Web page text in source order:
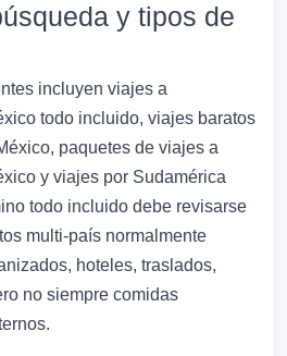
y tipos de
incluyen viajes a
todo incluido, viajes baratos
paquetes de viajes a
y viajes por Sudamérica
todo incluido debe revisarse
multi-país normalmente
hoteles, traslados,
no siempre comidas